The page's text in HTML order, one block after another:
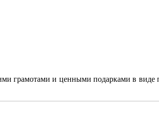
грамотами и ценными подарками в виде